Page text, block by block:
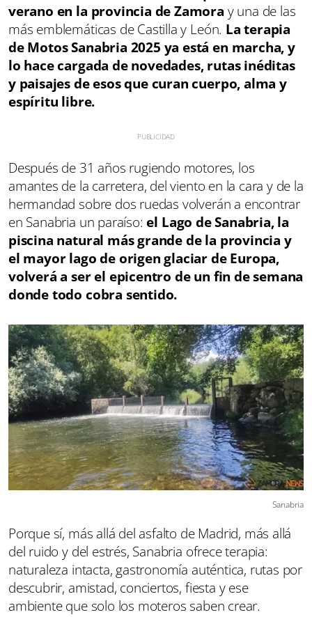
verano en la provincia de Zamora y una de las
más emblemáticas de Castilla y León. La terapia
de Motos Sanabria 2025 ya está en marcha, y
lo hace cargada de novedades, rutas inéditas
y paisajes de esos que curan cuerpo, alma y
espíritu libre.
Después de 31 años rugiendo motores, los
amantes de la carretera, del viento en la cara y de la
hermandad sobre dos ruedas volverán a encontrar
en Sanabria un paraíso: el Lago de Sanabria, la
piscina natural más grande de la provincia y
el mayor lago de origen glaciar de Europa,
volverá a ser el epicentro de un fin de semana
donde todo cobra sentido.
Sanabria
Porque sí, más allá del asfalto de Madrid, más allá
del ruido y del estrés, Sanabria ofrece terapia:
naturaleza intacta, gastronomía auténtica, rutas por
descubrir, amistad, conciertos, fiesta y ese
ambiente que solo los moteros saben crear.